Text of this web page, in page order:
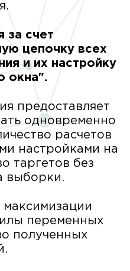
за счет
цепочку всех
и их настройку
окна".
предоставляет
одновременно
расчетов
настройками на
таргетов без
выборки.
максимизации
переменных
полученных